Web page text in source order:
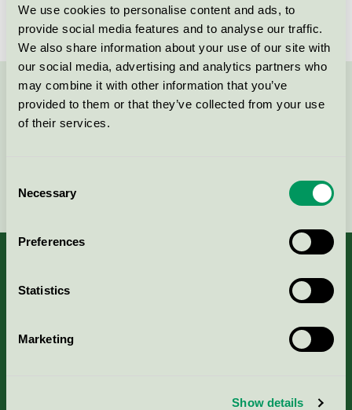
We use cookies to personalise content and ads, to
provide social media features and to analyse our traffic.
We also share information about your use of our site with
our social media, advertising and analytics partners who
may combine it with other information that you’ve
provided to them or that they’ve collected from your use
of their services.
Selection
Necessary
Preferences
Statistics
Marketing
Show details
Kontakta oss på 08-55 55 24 00eller via formuläret: